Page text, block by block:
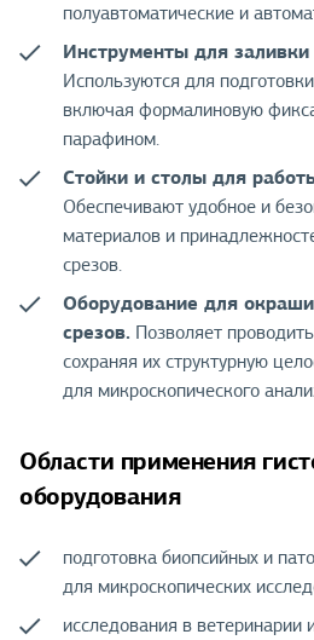
полуавтоматические и
Инструменты для
Используются для
включая формалиновую
парафином.
Стойки и столы для
Обеспечивают удобное и
материалов и
срезов.
Оборудование для
срезов. Позволяет
сохраняя их структурную
для микроскопического
Области применения
оборудования
подготовка биопсийных и
для микроскопических
исследования в ветеринарии